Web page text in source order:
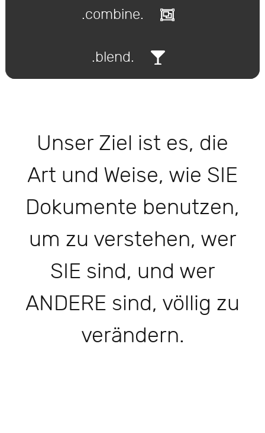
.combine.
.blend.
Unser Ziel ist es, die
Art und Weise, wie SIE
Dokumente benutzen,
um zu verstehen, wer
SIE sind, und wer
ANDERE sind, völlig zu
verändern.